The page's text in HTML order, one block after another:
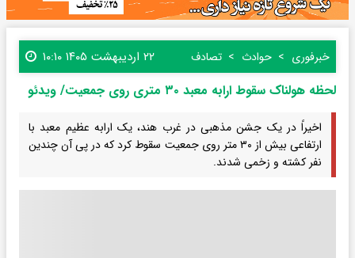
خبرفوری حوادث تصادف ۲۲ اردیبهشت ۱۴۰۵ ۱۰:۱۰
لحظه هولناک سقوط ارابه معبد ۳۰ متری روی جمعیت/ ویدئو
اخیراً در یک جشن مذهبی در غرب هند، یک ارابه عظیم معبد با
ارتفاعی بیش از ۳۰ متر روی جمعیت سقوط کرد که در پی آن چندین
نفر کشته و زخمی شدند.